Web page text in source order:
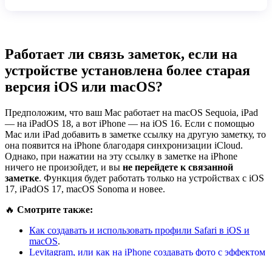
Работает ли связь заметок, если на
устройстве установлена ​​более старая
версия iOS или macOS?
Предположим, что ваш Mac работает на macOS Sequoia, iPad
— на iPadOS 18, а вот iPhone — на iOS 16. Если с помощью
Mac или iPad добавить в заметке ссылку на другую заметку, то
она появится на iPhone благодаря синхронизации iCloud.
Однако, при нажатии на эту ссылку в заметке на iPhone
ничего не произойдет, и вы не перейдете к связанной
заметке. Функция будет работать только на устройствах с iOS
17, iPadOS 17, macOS Sonoma и новее.
🔥 Смотрите также:
Как создавать и использовать профили Safari в iOS и
macOS.
Levitagram, или как на iPhone создавать фото с эффектом